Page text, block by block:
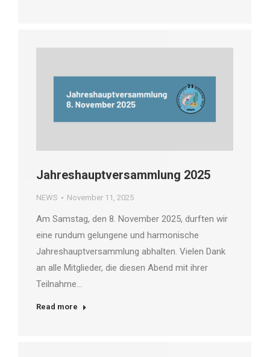
Jahreshauptversammlung 2025
NEWS November 11, 2025
Am Samstag, den 8. November 2025, durften wir
eine rundum gelungene und harmonische
Jahreshauptversammlung abhalten. Vielen Dank
an alle Mitglieder, die diesen Abend mit ihrer
Teilnahme…
Read more